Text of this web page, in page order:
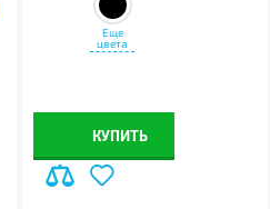
Еще
цвета
КУПИТЬ